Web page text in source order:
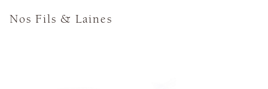
Nos Fils & Laines